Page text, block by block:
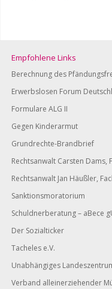
Empfohlene Links
Berechnung des
Erwerbslosen Forum
Formulare ALG II
Gegen Kinderarmut
Grundrechte-Brandbrief
Rechtsanwalt Carsten Dams,
Rechtsanwalt Jan Häußler,
Sanktionsmoratorium
Schuldnerberatung – aBece
Der Sozialticker
Tacheles e.V.
Unabhängiges
Verband alleinerziehender